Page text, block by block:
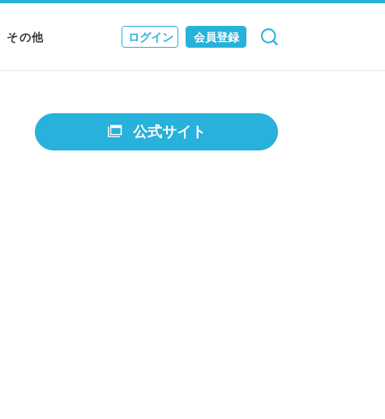
その他
NEWS & JOURNAL
ログイン 会員登録
検索 キャンセル
公式サイト